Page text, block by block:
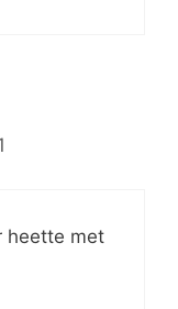
heette met